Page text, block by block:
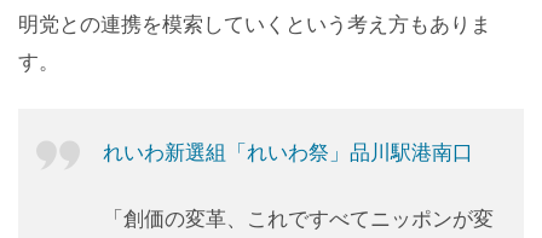
明党との連携を模索していくという考え方もありま
す。
れいわ新選組「れいわ祭」品川駅港南口
「創価の変革、これですべてニッポンが変